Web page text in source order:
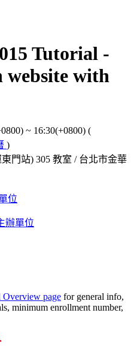
Tutorial -
website with
~ 16:30(+0800) (
)
門站) 305 教室 / 台北市金華
位
辦單位
Overview page for general info,
minimum enrollment number,